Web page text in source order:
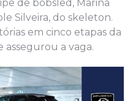
de bobsled, Marina
Silveira, do skeleton.
em cinco etapas da
assegurou a vaga.